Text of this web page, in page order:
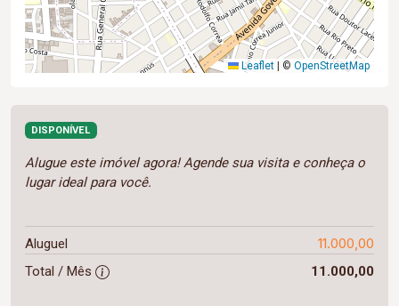
Leaflet | © OpenStreetMap
DISPONÍVEL
Alugue este imóvel agora! Agende sua visita e conheça o
lugar ideal para você.
Aluguel 11.000,00
Total / Mês 11.000,00